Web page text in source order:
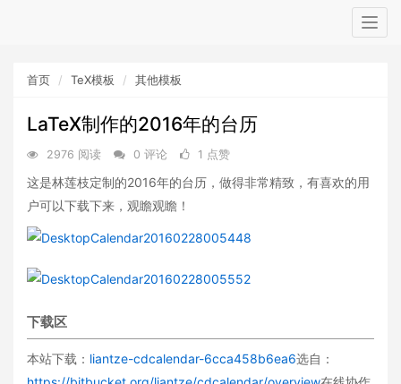
首页 TeX模板 其他模板
LaTeX制作的2016年的台历
2976 阅读 0 评论 1 点赞
这是林莲枝定制的2016年的台历，做得非常精致，有喜欢的用
户可以下载下来，观瞻观瞻！
下载区
本站下载： liantze-cdcalendar-6cca458b6ea6选自：